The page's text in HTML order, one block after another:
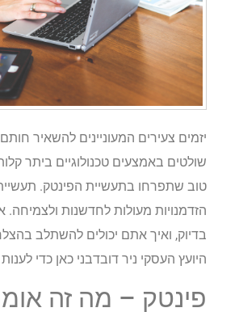
יזמים צעירים המעוניינים להשאיר חותם
שולטים באמצעים טכנולוגיים ביתר קלות?
טוב שתפרחו בתעשיית הפינטק. תעשיית
הזדמנויות מעולות לחדשנות ולצמיחה.
בדיוק, ואיך אתם יכולים להשתלב
היועץ העסקי ניר דובדבני כאן כדי
פינטק – מה זה